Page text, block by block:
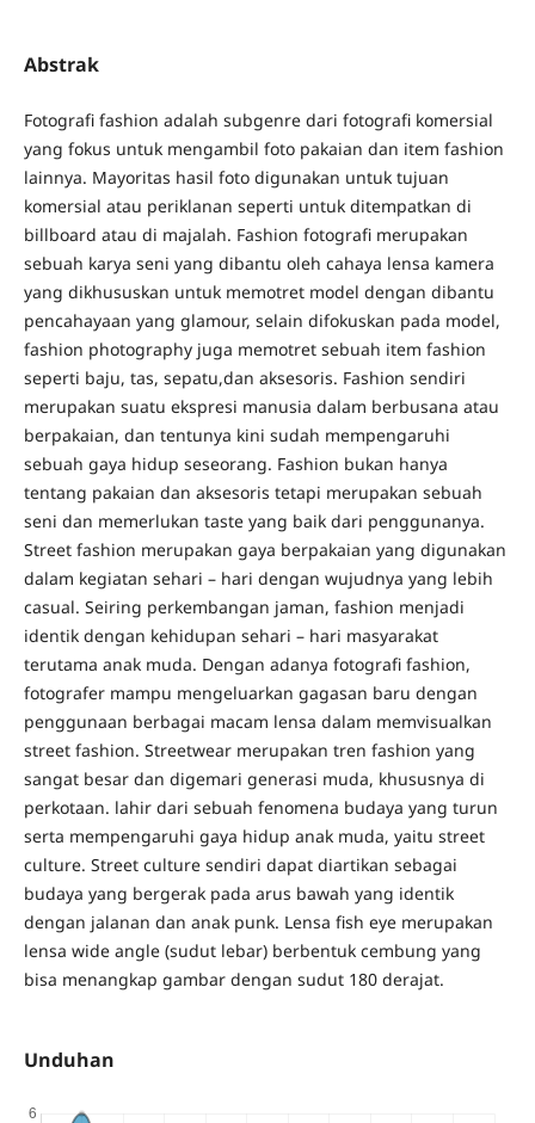
Abstrak
Fotografi fashion adalah subgenre dari fotografi komersial
yang fokus untuk mengambil foto pakaian dan item fashion
lainnya. Mayoritas hasil foto digunakan untuk tujuan
komersial atau periklanan seperti untuk ditempatkan di
billboard atau di majalah. Fashion fotografi merupakan
sebuah karya seni yang dibantu oleh cahaya lensa kamera
yang dikhususkan untuk memotret model dengan dibantu
pencahayaan yang glamour, selain difokuskan pada model,
fashion photography juga memotret sebuah item fashion
seperti baju, tas, sepatu,dan aksesoris. Fashion sendiri
merupakan suatu ekspresi manusia dalam berbusana atau
berpakaian, dan tentunya kini sudah mempengaruhi
sebuah gaya hidup seseorang. Fashion bukan hanya
tentang pakaian dan aksesoris tetapi merupakan sebuah
seni dan memerlukan taste yang baik dari penggunanya.
Street fashion merupakan gaya berpakaian yang digunakan
dalam kegiatan sehari – hari dengan wujudnya yang lebih
casual. Seiring perkembangan jaman, fashion menjadi
identik dengan kehidupan sehari – hari masyarakat
terutama anak muda. Dengan adanya fotografi fashion,
fotografer mampu mengeluarkan gagasan baru dengan
penggunaan berbagai macam lensa dalam memvisualkan
street fashion. Streetwear merupakan tren fashion yang
sangat besar dan digemari generasi muda, khususnya di
perkotaan. lahir dari sebuah fenomena budaya yang turun
serta mempengaruhi gaya hidup anak muda, yaitu street
culture. Street culture sendiri dapat diartikan sebagai
budaya yang bergerak pada arus bawah yang identik
dengan jalanan dan anak punk. Lensa fish eye merupakan
lensa wide angle (sudut lebar) berbentuk cembung yang
bisa menangkap gambar dengan sudut 180 derajat.
Unduhan